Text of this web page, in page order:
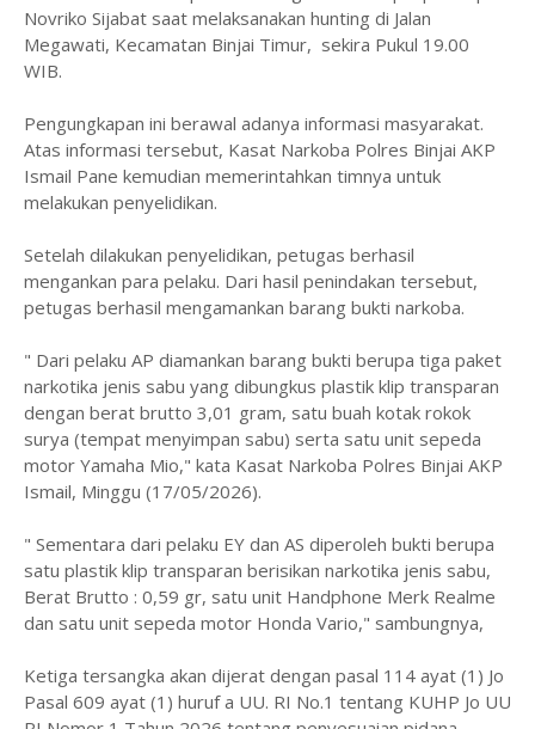
Novriko Sijabat saat melaksanakan hunting di Jalan
Megawati, Kecamatan Binjai Timur, sekira Pukul 19.00
WIB.
Pengungkapan ini berawal adanya informasi masyarakat.
Atas informasi tersebut, Kasat Narkoba Polres Binjai AKP
Ismail Pane kemudian memerintahkan timnya untuk
melakukan penyelidikan.
Setelah dilakukan penyelidikan, petugas berhasil
mengankan para pelaku. Dari hasil penindakan tersebut,
petugas berhasil mengamankan barang bukti narkoba.
" Dari pelaku AP diamankan barang bukti berupa tiga paket
narkotika jenis sabu yang dibungkus plastik klip transparan
dengan berat brutto 3,01 gram, ‎satu buah kotak rokok
surya (tempat menyimpan sabu) serta satu unit sepeda
motor Yamaha Mio," kata Kasat Narkoba Polres Binjai AKP
Ismail, Minggu (17/05/2026).
‎" Sementara dari pelaku EY dan AS diperoleh bukti berupa
satu plastik klip transparan berisikan narkotika jenis sabu,
Berat Brutto : 0,59 gr, satu unit Handphone Merk Realme
dan satu unit sepeda motor Honda Vario," sambungnya,
Ketiga tersangka akan dijerat dengan pasal 114 ayat (1) Jo
Pasal 609 ayat (1) huruf a UU. RI No.1 tentang KUHP Jo UU